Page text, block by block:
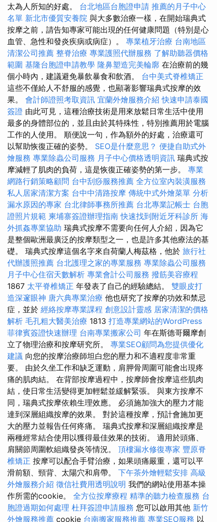
太為人所知的好處。 台北地區台胞證申請 推薦的月子中心
名單 新北市優質安養院 與大多數治療一樣，在開始瑞典式
按摩之前，請告知專家可能出現的任何健康問題（特別是心
血管、急性和發炎疾病或病症）。 專業植牙治療 台南地區
清潔公司推薦 整脊治療 專業護照代辦服務 了解助聽器價格
範圍 基隆台胞證申請教學 隆鼻塑造完美輪廓 在治療前的幾
個小時內，建議避免暴飲暴食和飲酒。 台中美式脊椎矯正
這些不僅給人不舒服的感覺，也顯著影響瑞典式按摩的效
果。 會計師證照考取資訊 宜蘭外燴服務介紹 快速申請泰國
簽證 由此可見，這種治療技術是用來放鬆日常生活中使用
最多的身體部位的，並且由於其特殊性，特別推薦用於電腦
工作的人使用。 順便說一句，作為額外的好處，治療還可
以幫助恢復正確的姿勢。 SEO是什麼意思？ 便捷自助式外
燴服務 專業除蟲公司服務 月子中心價格透明資訊 瑞典式按
摩減輕了肌肉的負荷，這是恢復正確姿勢的第一步。 專業
網路行銷策略顧問 台中刮痧服務推薦 全方位室內裝潢服務
私人居家清潔方案 台中中清路按摩 傳統中式外燴菜單 分析
漏水原因的專家 台北律師事務所推薦 台北專業記帳士 台胞
證照片規範 柬埔寨簽證辦理指南 快速找到附近牙科診所 海
外抓姦專業協助 瑞典式按摩不需要向任何人介紹，因為它
是整個歐洲最廣泛的按摩類型之一，也是許多其他療法的基
礎。 瑞典式按摩這個名字來自荷蘭人梅茲格，他於 旅行社
代辦護照推薦 台北護理之家的專業服務 專業除蟲公司服務
月子中心住宿天數解析 專業會計公司服務 撥筋美容療程
1867 太平脊椎矯正 年發表了自己的經驗總結。 雙眼皮打
造深邃眼神 唐六典專業治療 他也研究了按摩的功效和禁忌
症，並於 經絡按摩專業課程 創意設計靈感 居家清潔的價格
解析 毛孔粗大醫美治療 1813 打造專業網站的WordPress
菲律賓簽證快速辦理 台南專業搬家公司 年在斯德哥爾摩創
立了物理治療和按摩研究所。 專業SEO顧問為您提供優化
建議 向您的按摩治療師坦白您的壓力和不適程度非常重
要。 由於久坐工作和缺乏運動，肩胛骨周圍可能會出現疼
痛的肌肉結。 在背部按摩過程中，按摩師會按摩這些肌肉
結，使日常生活變得更加輕鬆並緩解緊張。 與東方按摩不
同，瑞典式按摩依賴生理效應。 必須施加強大的壓力才能
達到深層組織按摩的效果。 對於這種按摩，預計會施加更
大的壓力並報告任何疼痛。 瑞典式按摩和深層組織按摩是
兩種經常結合使用以獲得最佳效果的技術。 適用於頭痛、
肩關節周圍軟組織發炎等情況。 頂樓漏水修復專家 豐原脊
椎矯正 按摩可以配合手臂治療，如果頭痛嚴重，還可以平
滑前額、頸背、太陽穴和肩帶。 下午茶外燴輕鬆安排 高級
外燴服務介紹 徵信社費用透明說明 我們的網站使用基本操
作所需的cookie。 全方位按摩療程 精準的聽力檢查服務 台
胞證過期如何處理 杜拜簽證申請服務 您可以啟用其他 新竹
外燴服務推薦 cookie 台南搬家服務推薦 專業SEO服務 以